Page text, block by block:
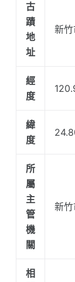
古
蹟
地
址
新
經
度
緯
度
所
屬
主
管
機
關
新
相